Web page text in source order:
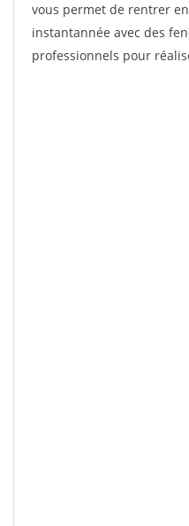
vous permet de rentrer
instantannée avec des
professionnels pour